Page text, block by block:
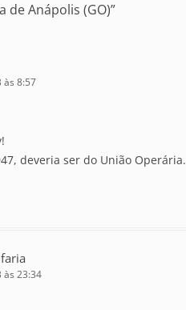
de Anápolis (GO)”
às 8:57
deveria ser do União Operária.
às 23:34